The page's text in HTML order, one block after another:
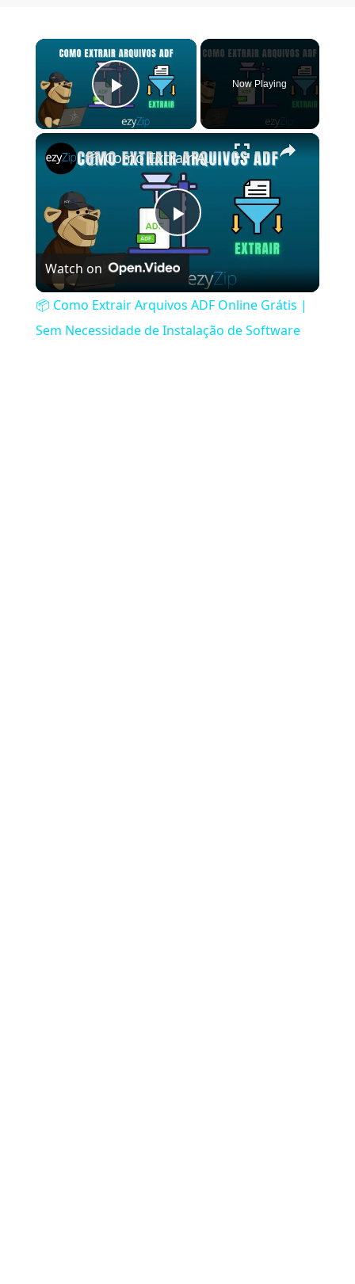
×
Play Video
Now Playing
×
Play Video
📦 Como Extrair Arquivos ADF Online Grátis | Sem Necessidade de Instalação de Software
Watch on
📦 Como Extrair Arquivos ADF Online Grátis |
Sem Necessidade de Instalação de Software